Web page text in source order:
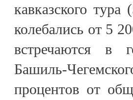
кавказского тура
колебались от 5
встречаются в
Башиль-
процентов от